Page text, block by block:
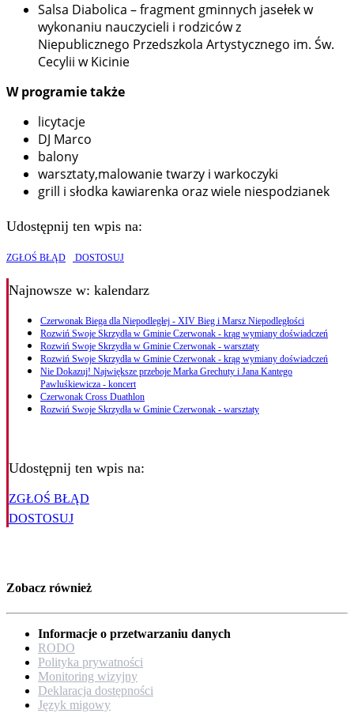
Salsa Diabolica – fragment gminnych jasełek w
wykonaniu nauczycieli i rodziców z
Niepublicznego Przedszkola Artystycznego im. Św.
Cecylii w Kicinie
W programie także
licytacje
DJ Marco
balony
warsztaty,malowanie twarzy i warkoczyki
grill i słodka kawiarenka oraz wiele niespodzianek
Udostępnij ten wpis na:
ZGŁOŚ BŁĄD DOSTOSUJ
Najnowsze w: kalendarz
Czerwonak Biega dla Niepodległej - XIV Bieg i Marsz Niepodległości
Rozwiń Swoje Skrzydła w Gminie Czerwonak - krąg wymiany doświadczeń
Rozwiń Swoje Skrzydła w Gminie Czerwonak - warsztaty
Rozwiń Swoje Skrzydła w Gminie Czerwonak - krąg wymiany doświadczeń
Nie Dokazuj! Największe przeboje Marka Grechuty i Jana Kantego
Pawluśkiewicza - koncert
Czerwonak Cross Duathlon
Rozwiń Swoje Skrzydła w Gminie Czerwonak - warsztaty
Udostępnij ten wpis na:
ZGŁOŚ BŁĄD
DOSTOSUJ
Zobacz również
Informacje o przetwarzaniu danych
RODO
Polityka prywatności
Monitoring wizyjny
Deklaracja dostępności
Język migowy